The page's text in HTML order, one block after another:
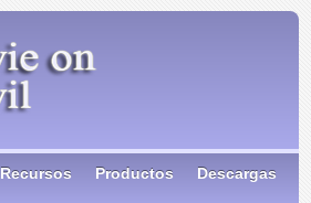
Recursos Productos Descargas